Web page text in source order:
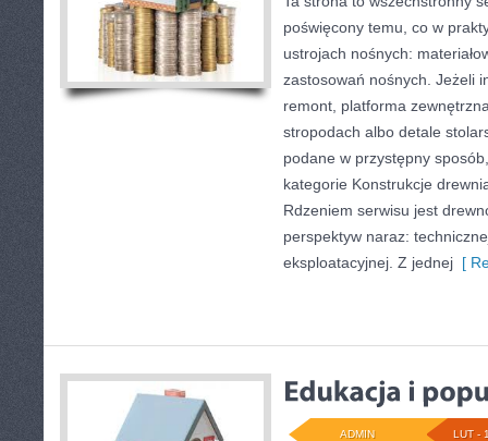
poświęcony temu, co w
ustrojach nośnych:
zastosowań nośnych. Jeżeli
remont, platforma
stropodach albo detale
podane w przystępny
kategorie Konstrukcje
Rdzeniem serwisu jest
perspektyw naraz:
eksploatacyjnej. Z jednej [
LUT -
ADMIN